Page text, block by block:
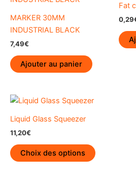
MARKER 30MM
INDUSTRIAL BLACK
7,49€
Ajouter au panier
Fat
0,29
Liquid Glass Squeezer
11,20€
Choix des options
produit